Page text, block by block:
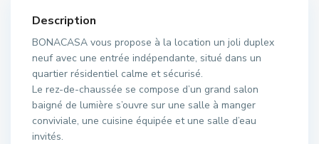
Description
BONACASA vous propose à la location un joli duplex
neuf avec une entrée indépendante, situé dans un
quartier résidentiel calme et sécurisé.
Le rez-de-chaussée se compose d’un grand salon
baigné de lumière s’ouvre sur une salle à manger
conviviale, une cuisine équipée et une salle d’eau
invités.